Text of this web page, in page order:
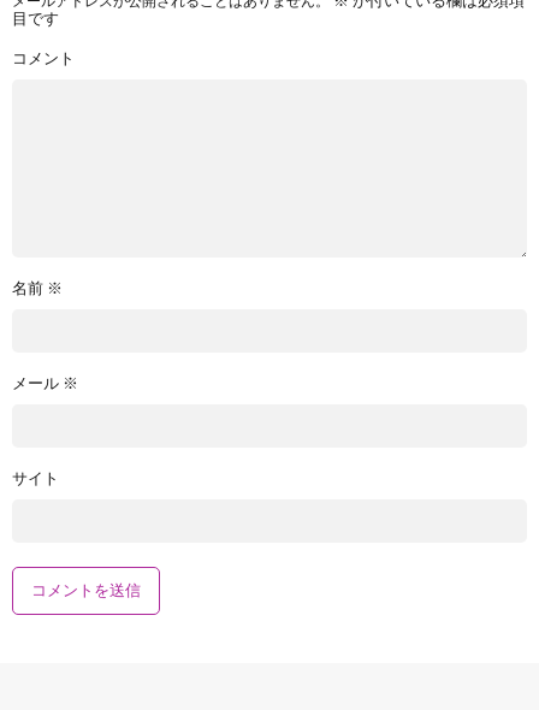
目です
コメント
名前 ※
メール ※
サイト